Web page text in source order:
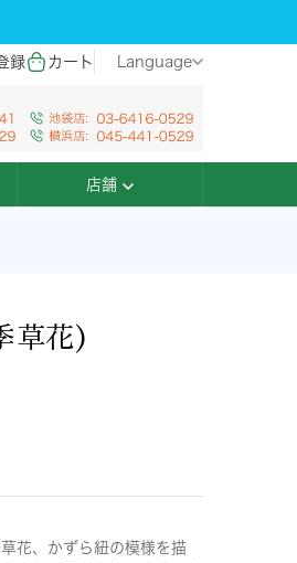
録 カート Language
店舗
草花)
花、かずら紐の模様を描